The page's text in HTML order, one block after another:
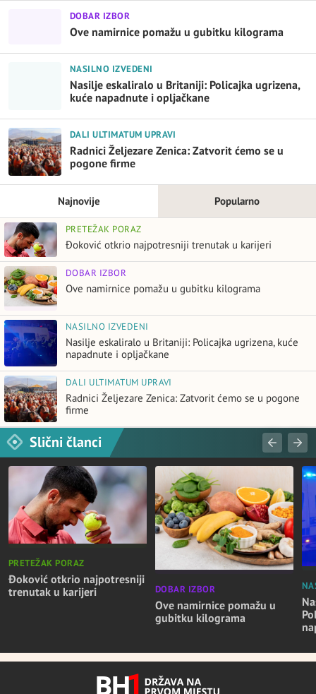
DOBAR IZBOR
Ove namirnice pomažu u gubitku kilograma
NASILNO IZVEDENI
Nasilje eskaliralo u Britaniji: Policajka ugrizena,
kuće napadnute i opljačkane
DALI ULTIMATUM UPRAVI
Radnici Željezare Zenica: Zatvorit ćemo se u
pogone firme
Najnovije Popularno
PRETEŽAK PORAZ
Đoković otkrio najpotresniji trenutak u karijeri
DOBAR IZBOR
Ove namirnice pomažu u gubitku kilograma
NASILNO IZVEDENI
Nasilje eskaliralo u Britaniji: Policajka ugrizena, kuće
napadnute i opljačkane
DALI ULTIMATUM UPRAVI
Radnici Željezare Zenica: Zatvorit ćemo se u pogone
firme
Slični članci
PRETEŽAK PORAZ
Đoković otkrio najpotresniji
trenutak u karijeri
DOBAR IZBOR
Ove namirnice pomažu u
gubitku kilograma